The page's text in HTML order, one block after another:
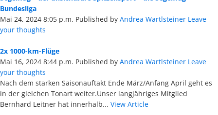
Bundesliga
Mai 24, 2024 8:05 p.m. Published by Andrea Wartlsteiner Leave
your thoughts
2x 1000-km-Flüge
Mai 16, 2024 8:44 p.m. Published by Andrea Wartlsteiner Leave
your thoughts
Nach dem starken Saisonauftakt Ende März/Anfang April geht es
in der gleichen Tonart weiter.Unser langjähriges Mitglied
Bernhard Leitner hat innerhalb... View Article